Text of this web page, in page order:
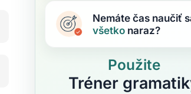
Nemáte čas naučiť
všetko naraz?
Použite
Tréner